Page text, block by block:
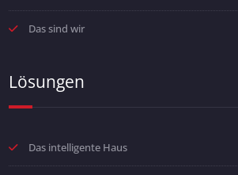
Das sind wir
Lösungen
Das intelligente Haus